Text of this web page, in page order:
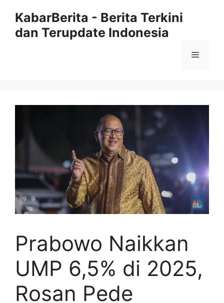
KabarBerita - Berita Terkini
dan Terupdate Indonesia
Menu
Prabowo Naikkan
UMP 6,5% di 2025,
Rosan Pede